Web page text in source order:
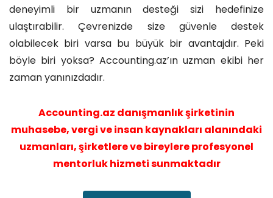
deneyimli bir uzmanın desteği sizi hedefinize
ulaştırabilir. Çevrenizde size güvenle destek
olabilecek biri varsa bu büyük bir avantajdır. Peki
böyle biri yoksa? Accounting.az’ın uzman ekibi her
zaman yanınızdadır.
Accounting.az danışmanlık şirketinin
muhasebe, vergi ve insan kaynakları alanındaki
uzmanları, şirketlere ve bireylere profesyonel
mentorluk hizmeti sunmaktadır